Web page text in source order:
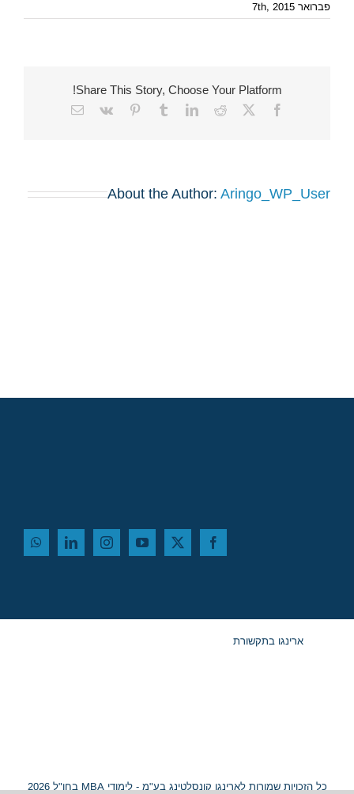
פברואר 7th, 2015
Share This Story, Choose Your Platform!
Facebook
X
Reddit
LinkedIn
Tumblr
Pinterest
Vk
Email
About the Author: Aringo_WP_User
ארינגו בתקשורת
כל הזכויות שמורות לארינגו קונסלטינג בע"מ - לימודי MBA בחו"ל 2026